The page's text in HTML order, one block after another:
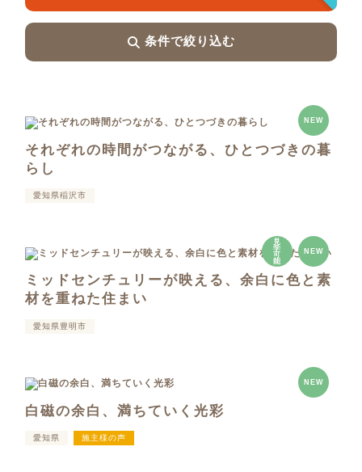
条件で絞り込む
NEW
それぞれの時間がつながる、ひとつづきの暮
らし
愛知県稲沢市
見
学
可
能
NEW
ミッドセンチュリーが映える、余白に色と素
材を重ねた住まい
愛知県豊明市
NEW
白磁の余白、満ちていく光彩
愛知県 施主様の声